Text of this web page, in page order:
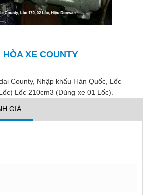
XE COUNTY
County, Nhập khẩu Hàn Quốc, Lốc
Lốc 210cm3 (Dùng xe 01 Lốc).
GIÁ